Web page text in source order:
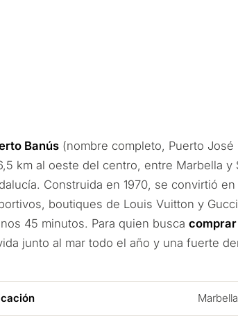
Banús (nombre completo, Puerto
km al oeste del centro, entre Marbella
Construida en 1970, se convirtió
boutiques de Louis Vuitton y
45 minutos. Para quien buscacomprar
junto al mar todo el año y una fuerte